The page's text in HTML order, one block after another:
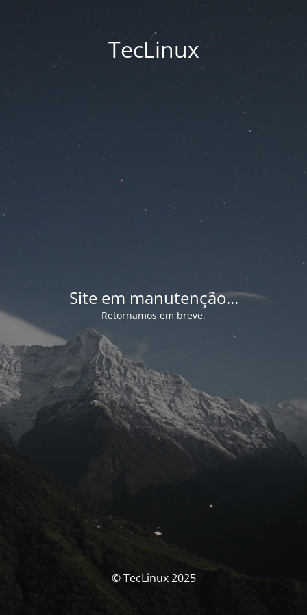
TecLinux
Site em manutenção...
Retornamos em breve.
© TecLinux 2025